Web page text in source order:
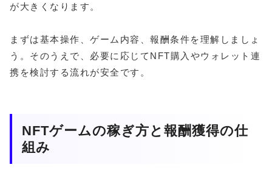
が大きくなります。
まずは基本操作、ゲーム内容、報酬条件を理解しましょ
う。そのうえで、必要に応じてNFT購入やウォレット連
携を検討する流れが安全です。
NFTゲームの稼ぎ方と報酬獲得の仕
組み